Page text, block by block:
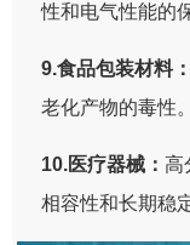
性和电气性能的
9.食品包装材料：
老化产物的毒性。
10.医疗器械：高
相容性和长期稳